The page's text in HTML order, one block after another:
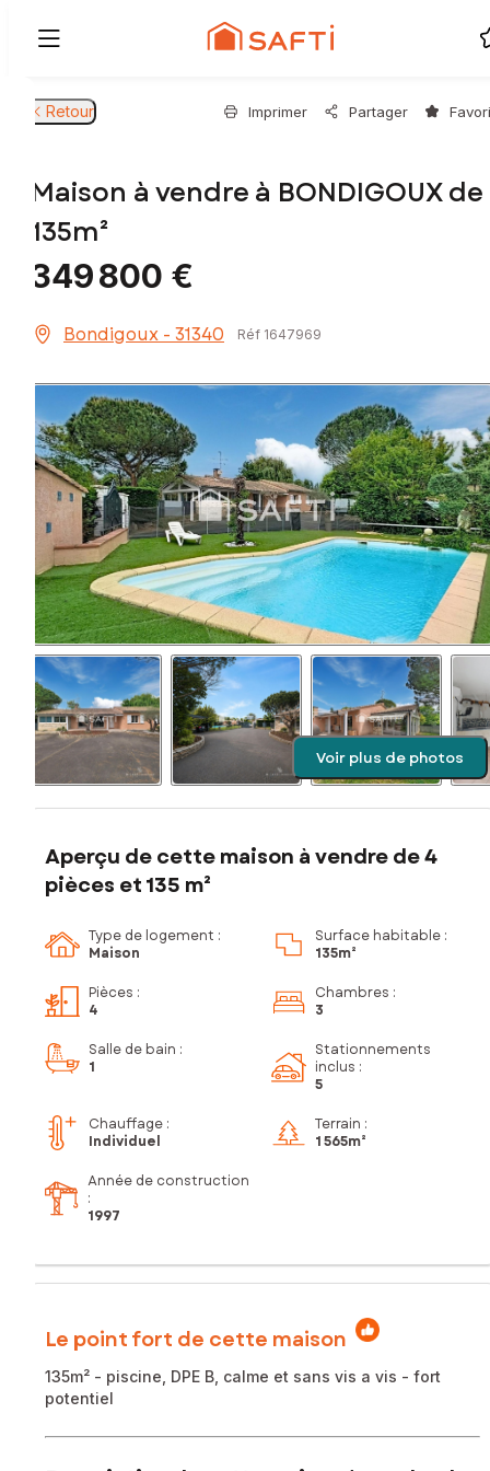
Retour Imprimer Partager
Maison à vendre à BONDIGOUX de
135m²
349 800 €
Bondigoux - 31340 Réf 1647969
Voir plus de photos
Aperçu de cette maison à vendre de 4
pièces et 135 m²
Type de logement :
Maison
Surface habitable :
135m²
Pièces :
4
Chambres :
3
Salle de bain :
1
Stationnements
inclus :
5
Chauffage :
Individuel
Terrain :
1 565m²
Année de construction
:
1997
Le point fort de cette maison
135m² - piscine, DPE B, calme et sans vis a vis - fort
potentiel